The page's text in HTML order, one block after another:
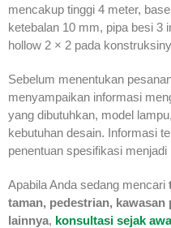
mencakup tinggi 4 meter,
ketebalan 10 mm, pipa besi 3
hollow 2 × 2 pada
Sebelum menentukan
menyampaikan informasi
yang dibutuhkan, model
kebutuhan desain. Informasi
penentuan spesifikasi menjadi
Apabila Anda sedang mencari
taman, pedestrian,
lainnya, konsultasi sejak